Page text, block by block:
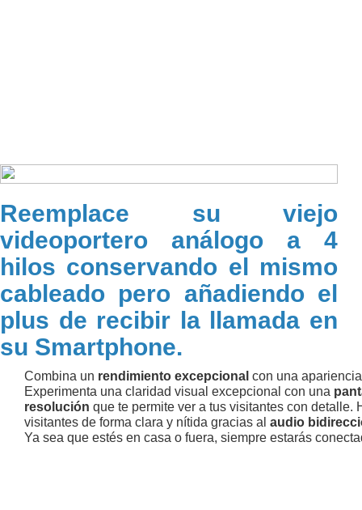
Reemplace su viejo
videoportero análogo a 4
hilos conservando el mismo
cableado pero añadiendo el
plus de recibir la llamada en
su Smartphone.
Combina un rendimiento excepcional con una
Experimenta una claridad visual excepcional con una
resolución que te permite ver a tus visitantes con detalle.
visitantes de forma clara y nítida gracias al audio
Ya sea que estés en casa o fuera, siempre estarás